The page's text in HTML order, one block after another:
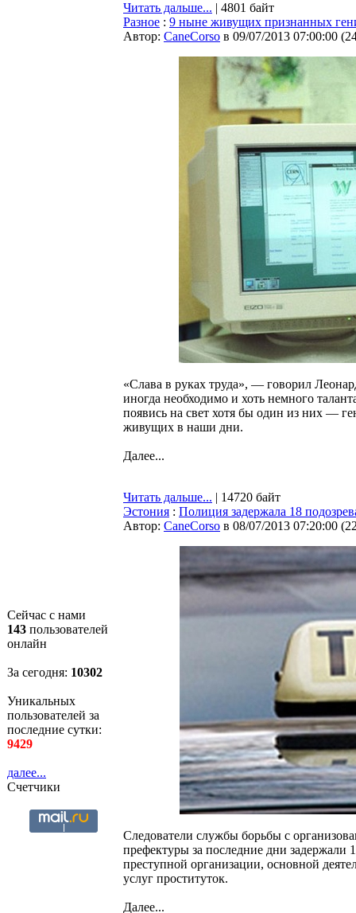
Сейчас с нами
143 пользователей
онлайн
За сегодня: 10303
Уникальных
пользователей за
последние сутки:
9429
далее...
Счетчики
Читать дальше... | 4801 байт
Разное : 9 ныне живущих признанных
Автор: CaneCorso в 09/07/2013 07:00:00 (
«Слава в руках труда», — говорил
иногда необходимо и хоть немного
появись на свет хотя бы один из них —
живущих в наши дни.
Далее...
Читать дальше... | 14720 байт
Эстония : Полиция задержала 18
Автор: CaneCorso в 08/07/2013 07:20:00 (
Следователи службы борьбы с
префектуры за последние дни задержали
преступной организации, основной
услуг проституток.
Далее...